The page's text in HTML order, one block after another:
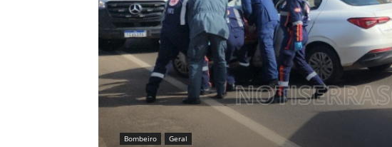
Bombeiro Geral